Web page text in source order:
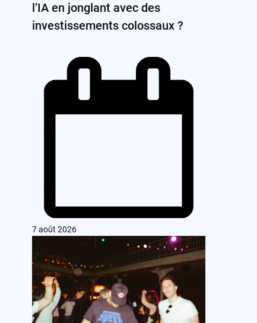
l’IA en jonglant avec des
investissements colossaux ?
7 août 2026